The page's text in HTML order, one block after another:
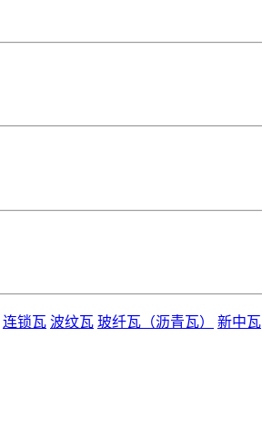
连锁瓦 波纹瓦 玻纤瓦（沥青瓦） 新中瓦